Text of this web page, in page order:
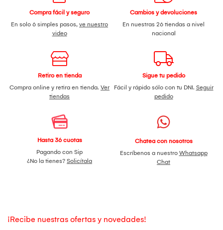
Compra fácil y seguro
En solo 6 simples pasos, ve nuestro
video
Cambios y devoluciones
En nuestras 26 tiendas a nivel
nacional
Retiro en tienda
Compra online y retira en tienda. Ver
tiendas
Sigue tu pedido
Fácil y rápido sólo con tu DNI. Seguir
pedido
Hasta 36 cuotas
Pagando con Sip
¿No la tienes? Solicítala
Chatea con nosotros
Escríbenos a nuestro Whatsapp
Chat
¡Recibe nuestras ofertas y novedades!